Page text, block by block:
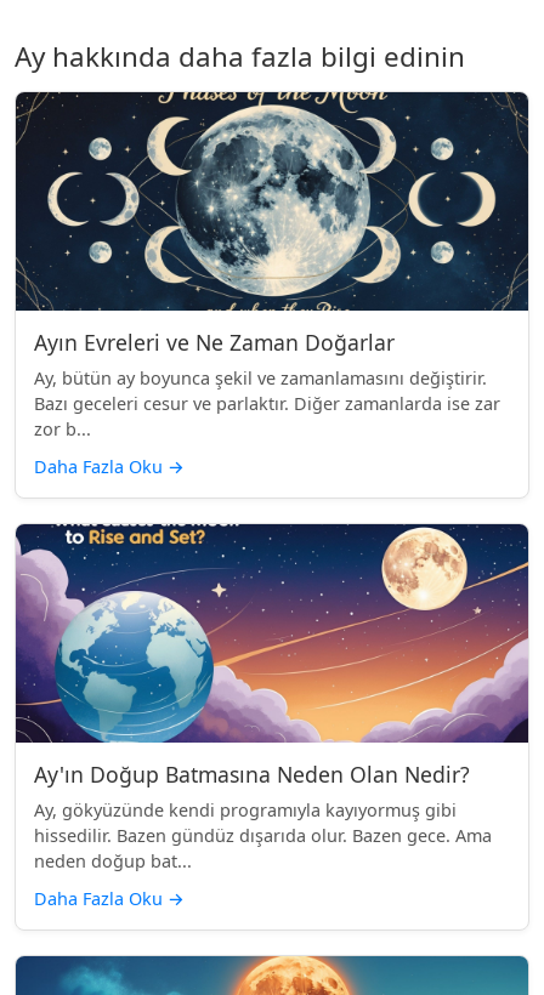
Ay hakkında daha fazla bilgi edinin
Ayın Evreleri ve Ne Zaman Doğarlar
Ay, bütün ay boyunca şekil ve zamanlamasını değiştirir.
Bazı geceleri cesur ve parlaktır. Diğer zamanlarda ise zar
zor b...
Daha Fazla Oku →
Ay'ın Doğup Batmasına Neden Olan Nedir?
Ay, gökyüzünde kendi programıyla kayıyormuş gibi
hissedilir. Bazen gündüz dışarıda olur. Bazen gece. Ama
neden doğup bat...
Daha Fazla Oku →